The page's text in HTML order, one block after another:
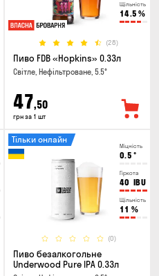
Щільність
14.5 %
(28)
Пиво FDB «Hopkins» 0.33л
Світле, Нефільтроване, 5.5°
47,50
грн за 1 шт
Міцність
0.5 °
Гіркота
40 IBU
Щільність
11 %
(0)
Тільки онлайн
Пиво безалкогольне
Underwood Pure IPA 0.33л